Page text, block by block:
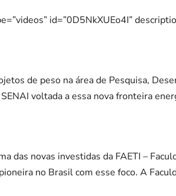
id=”0D5NkXUEo4I”
de peso na área de Pesquisa,
voltada a essa nova fronteira
das novas investidas da FAETI –
no Brasil com esse foco. A